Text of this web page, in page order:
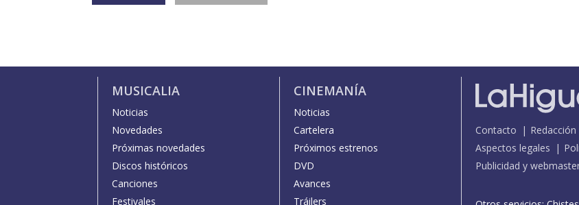
MUSICALIA
Noticias
Novedades
Próximas novedades
Discos históricos
Canciones
Festivales
CINEMANÍA
Noticias
Cartelera
Próximos estrenos
DVD
Avances
Tráilers
Contacto Redacción
Aspectos legales
Publicidad y